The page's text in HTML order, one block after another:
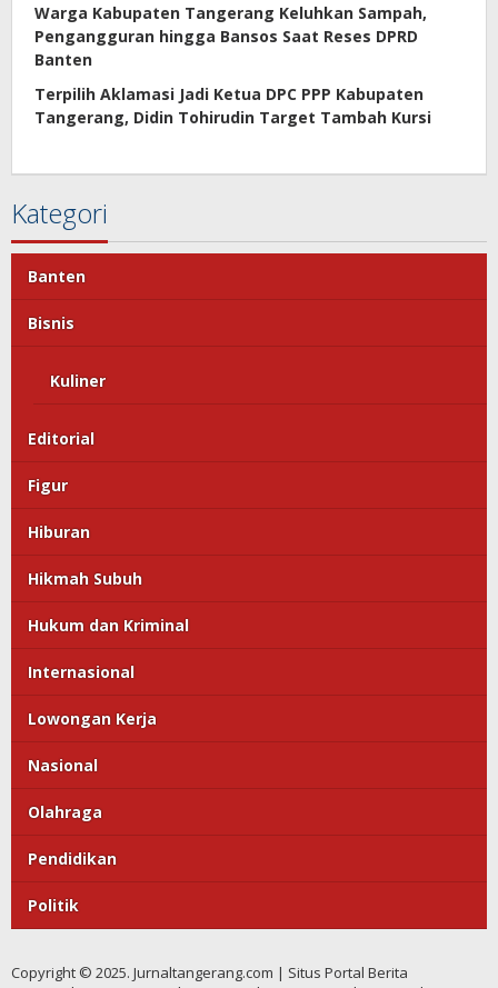
Warga Kabupaten Tangerang Keluhkan Sampah,
Pengangguran hingga Bansos Saat Reses DPRD
Banten
Terpilih Aklamasi Jadi Ketua DPC PPP Kabupaten
Tangerang, Didin Tohirudin Target Tambah Kursi
Kategori
Banten
Bisnis
Kuliner
Editorial
Figur
Hiburan
Hikmah Subuh
Hukum dan Kriminal
Internasional
Lowongan Kerja
Nasional
Olahraga
Pendidikan
Politik
Copyright © 2025. Jurnaltangerang.com | Situs Portal Berita